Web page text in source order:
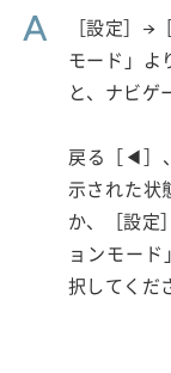
A
［設定］→
モード」よ
と、ナビゲ
戻る［◀］
示された状
か、［設定
ョンモー
択してくだ